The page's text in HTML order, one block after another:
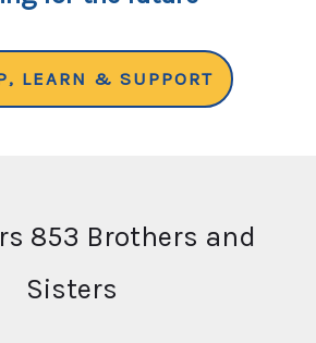
LEARN & SUPPORT
853 Brothers and
Sisters